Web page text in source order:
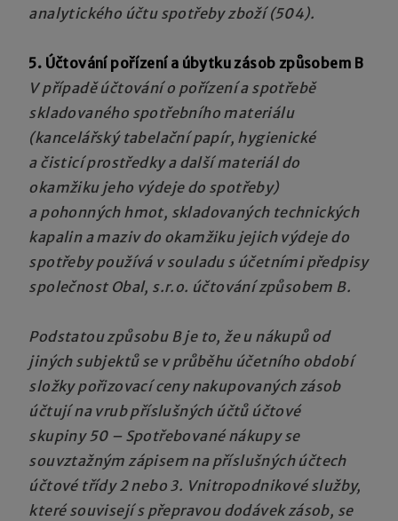
analytického účtu spotřeby zboží (504).
5. Účtování pořízení a úbytku zásob způsobem B
V případě účtování o pořízení a spotřebě
skladovaného spotřebního materiálu
(kancelářský tabelační papír, hygienické
a čisticí prostředky a další materiál do
okamžiku jeho výdeje do spotřeby)
a pohonných hmot, skladovaných technických
kapalin a maziv do okamžiku jejich výdeje do
spotřeby používá v souladu s účetními předpisy
společnost Obal, s.r.o. účtování způsobem B.
Podstatou způsobu B je to, že u nákupů od
jiných subjektů se v průběhu účetního období
složky pořizovací ceny nakupovaných zásob
účtují na vrub příslušných účtů účtové
skupiny 50 – Spotřebované nákupy se
souvztažným zápisem na příslušných účtech
účtové třídy 2 nebo 3. Vnitropodnikové služby,
které souvisejí s přepravou dodávek zásob, se